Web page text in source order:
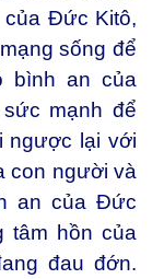
của Đức Kitô,
sống để
bình an của
mạnh để
ngược lại với
con người và
an của Ðức
tâm hồn của
đau đớn.